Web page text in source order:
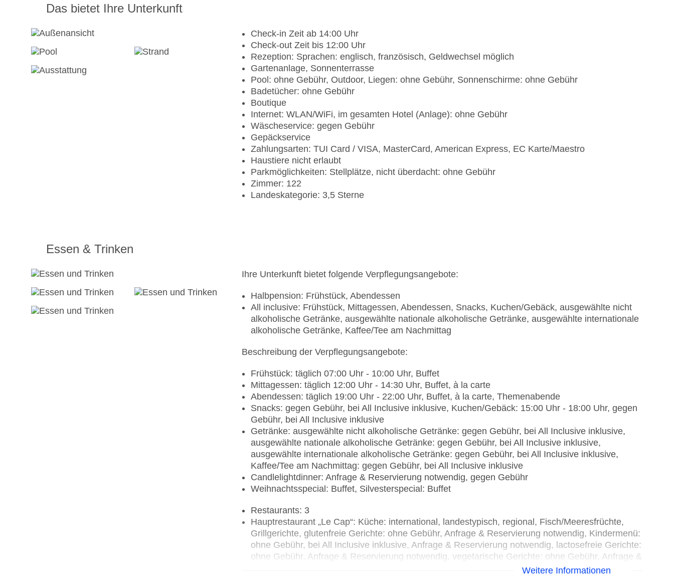
Das bietet Ihre Unterkunft
Check-in Zeit ab 14:00 Uhr
Check-out Zeit bis 12:00 Uhr
Rezeption: Sprachen: englisch, französisch, Geldwechsel möglich
Gartenanlage, Sonnenterrasse
Pool: ohne Gebühr, Outdoor, Liegen: ohne Gebühr, Sonnenschirme: ohne Gebühr
Badetücher: ohne Gebühr
Boutique
Internet: WLAN/WiFi, im gesamten Hotel (Anlage): ohne Gebühr
Wäscheservice: gegen Gebühr
Gepäckservice
Zahlungsarten: TUI Card / VISA, MasterCard, American Express, EC Karte/Maestro
Haustiere nicht erlaubt
Parkmöglichkeiten: Stellplätze, nicht überdacht: ohne Gebühr
Zimmer: 122
Landeskategorie: 3,5 Sterne
Essen & Trinken
Ihre Unterkunft bietet folgende Verpflegungsangebote:
Halbpension: Frühstück, Abendessen
All inclusive: Frühstück, Mittagessen, Abendessen, Snacks, Kuchen/Gebäck, ausgewählte nicht
alkoholische Getränke, ausgewählte nationale alkoholische Getränke, ausgewählte internationale
alkoholische Getränke, Kaffee/Tee am Nachmittag
Beschreibung der Verpflegungsangebote:
Frühstück: täglich 07:00 Uhr - 10:00 Uhr, Buffet
Mittagessen: täglich 12:00 Uhr - 14:30 Uhr, Buffet, à la carte
Abendessen: täglich 19:00 Uhr - 22:00 Uhr, Buffet, à la carte, Themenabende
Snacks: gegen Gebühr, bei All Inclusive inklusive, Kuchen/Gebäck: 15:00 Uhr - 18:00 Uhr, gegen
Gebühr, bei All Inclusive inklusive
Getränke: ausgewählte nicht alkoholische Getränke: gegen Gebühr, bei All Inclusive inklusive,
ausgewählte nationale alkoholische Getränke: gegen Gebühr, bei All Inclusive inklusive,
ausgewählte internationale alkoholische Getränke: gegen Gebühr, bei All Inclusive inklusive,
Kaffee/Tee am Nachmittag: gegen Gebühr, bei All Inclusive inklusive
Candlelightdinner: Anfrage & Reservierung notwendig, gegen Gebühr
Weihnachtsspecial: Buffet, Silvesterspecial: Buffet
Restaurants: 3
Hauptrestaurant „Le Cap“: Küche: international, landestypisch, regional, Fisch/Meeresfrüchte,
Grillgerichte, glutenfreie Gerichte: ohne Gebühr, Anfrage & Reservierung notwendig, Kindermenü:
ohne Gebühr, bei All Inclusive inklusive, Anfrage & Reservierung notwendig, lactosefreie Gerichte:
ohne Gebühr, Anfrage & Reservierung notwendig, vegetarische Gerichte: ohne Gebühr, Anfrage &
Reservierung notwendig, vegane Gerichte: ohne Gebühr, Anfrage & Reservierung notwendig,
Weitere Informationen